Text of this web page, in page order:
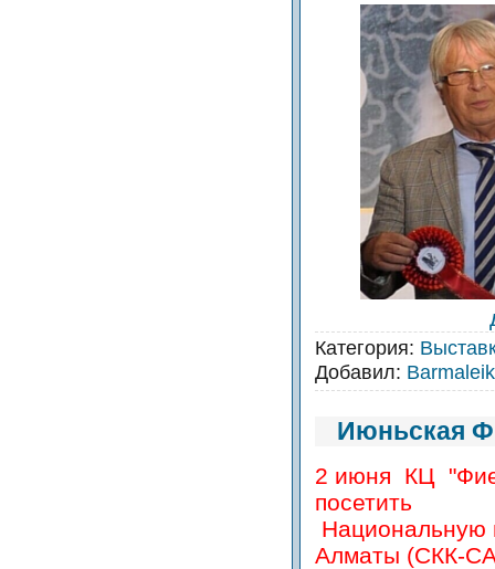
Категория:
Добавил:
Июньская
2 июня КЦ
посетить
Национальную
Алматы (СКК-